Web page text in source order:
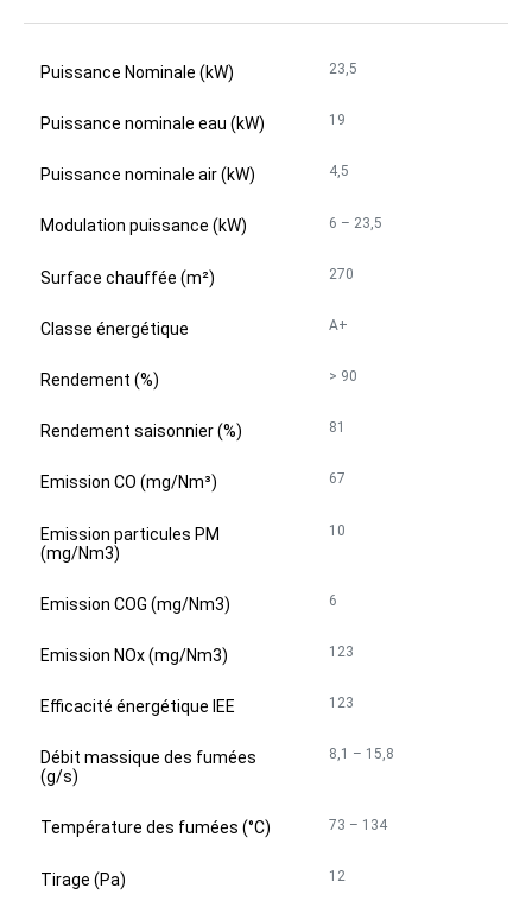
Puissance Nominale (kW) 23,5
Puissance nominale eau (kW) 19
Puissance nominale air (kW) 4,5
Modulation puissance (kW) 6 – 23,5
Surface chauffée (m²) 270
Classe énergétique A+
Rendement (%) > 90
Rendement saisonnier (%) 81
Emission CO (mg/Nm³) 67
Emission particules PM
(mg/Nm3)
10
Emission COG (mg/Nm3) 6
Emission NOx (mg/Nm3) 123
Efficacité énergétique IEE 123
Débit massique des fumées
(g/s)
8,1 – 15,8
Température des fumées (°C) 73 – 134
Tirage (Pa) 12